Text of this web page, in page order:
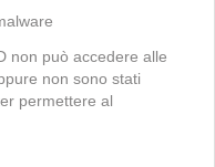
non può accedere alle
non sono stati
permettere al